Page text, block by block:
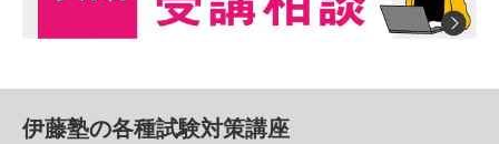
伊藤塾の各種試験対策講座